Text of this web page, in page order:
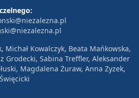
Michał Kowalczyk, Beata Mańkowska,
Grodecki, Sabina Treffler, Aleksander
Magdalena Żuraw, Anna Zyzek,